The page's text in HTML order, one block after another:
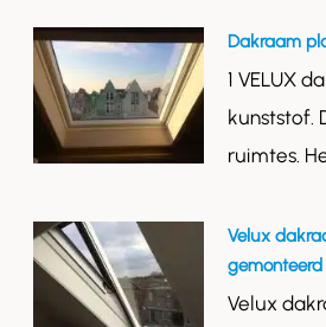
Dakraam
1 VELUX
kunststof.
ruimtes.
Velux
Velux